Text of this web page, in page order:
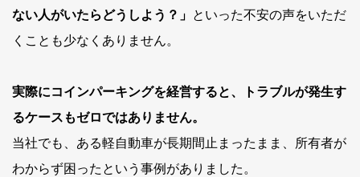
ない人がいたらどうしよう？」 といった不安の声をいただ
くことも少なくありません。
実際にコインパーキングを経営すると、トラブルが発生す
るケースもゼロではありません。
当社でも、ある軽自動車が長期間止まったまま、所有者が
わからず困ったという事例がありました。